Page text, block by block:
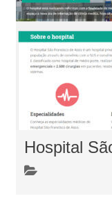
Hospital